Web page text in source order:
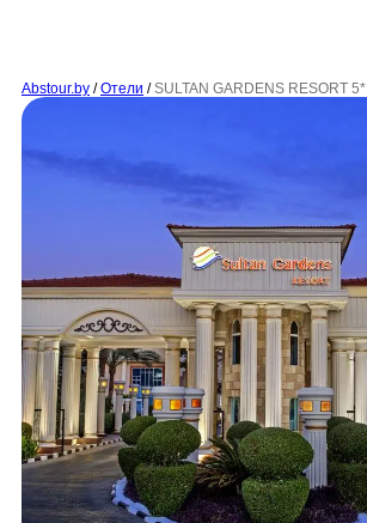
Abstour.by / Отели / SULTAN GARDENS RESORT 5*